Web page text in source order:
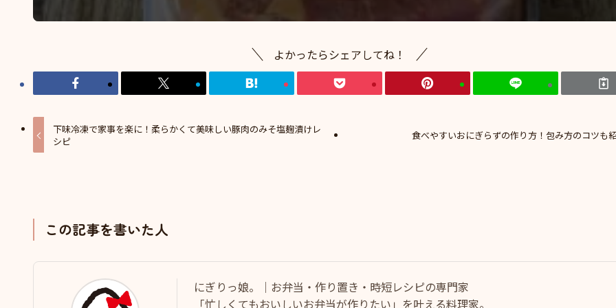
よかったらシェアしてね！
下味冷凍で家事を楽に！柔らかくて美味しい豚肉のみそ塩麹漬けレ
シピ
食べやすいおにぎらずの作り方！包み方のコツも
この記事を書いた人
にぎりっ娘。｜お弁当・作り置き・時短レシピの専門家
「忙しくてもおいしいお弁当が作りたい」を叶える料理家。